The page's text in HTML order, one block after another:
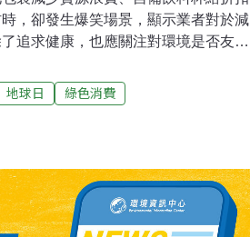
，卻發生爆笑場景，顯示業者對於減
追求健康，也應關注對環境是否友
廳是否重視環保，追求餐點品質的同
費評估外帶早餐是否浪費資源，我們
附衛生紙是否使用再生紙製品」觀
或塑膠袋包裝，飲料則是紙杯盛裝搭
餐點可再改進，例如麥當勞的鬆餅餐
於其他早餐，有過度包裝之嫌，且額
地球日
綠色消費